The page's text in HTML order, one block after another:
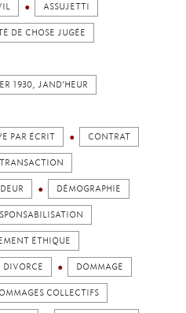
ASSUJETTI
DE CHOSE JUGÉE
1930, JAND’HEUR
PAR ÉCRIT CONTRAT
DÉMOGRAPHIE
ÉTHIQUE
DIVORCE DOMMAGE
COLLECTIFS